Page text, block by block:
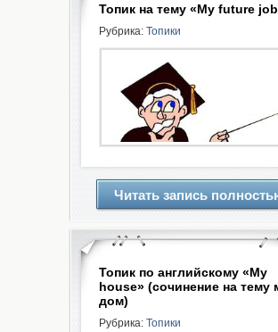
Топик на тему «My future
Рубрика: Топики
Читать запись
Топик по английскому «My
house» (сочинение на тему
дом)
Рубрика: Топики